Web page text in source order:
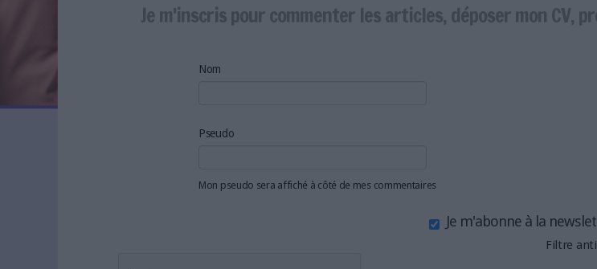
L'ANNUAIRE DES ACTEURS
Je m'inscris pour commenter les articles, déposer mon CV,
Nom
Pseudo
Mon pseudo sera affiché à côté de mes commentaires
Je m'abonne à la
Filtre